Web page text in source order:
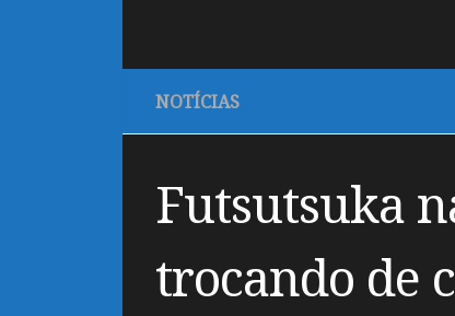
NOTÍCIAS
Futsutsuka
trocando de